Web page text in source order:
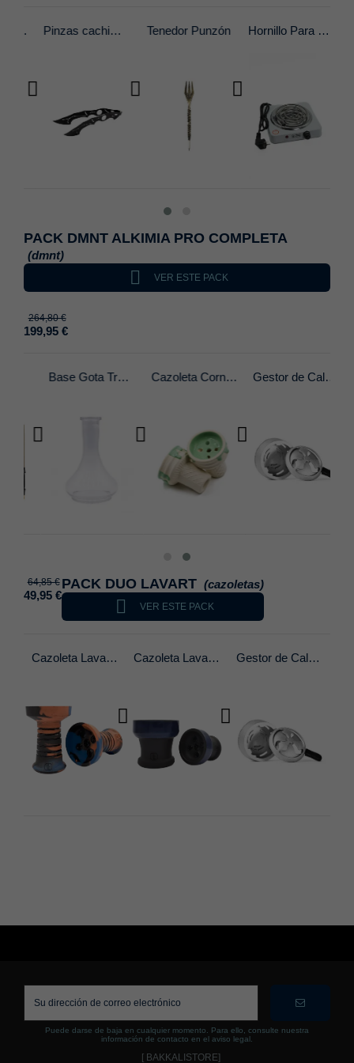
Pinzas cachimba negra Tenedor Punzón Hornillo Para Cachimba
PACK DMNT ALKIMIA PRO COMPLETA
(dmnt)
 VER ESTE PACK
264,80 €
199,95 €
Base Gota Transparente Cazoleta Cornetto 4.0 Tradi Gestor de Calor Kaloud 2.0
PACK DUO LAVART (cazoletas)
 VER ESTE PACK
64,85 €
49,95 €
Cazoleta Lavart Bowl Spectra Cazoleta Lavart Bowl Nedra Gestor de Calor Kaloud 2.0
Puede darse de baja en cualquier momento. Para ello, consulte nuestra
información de contacto en el aviso legal.
[ BAKKALISTORE]